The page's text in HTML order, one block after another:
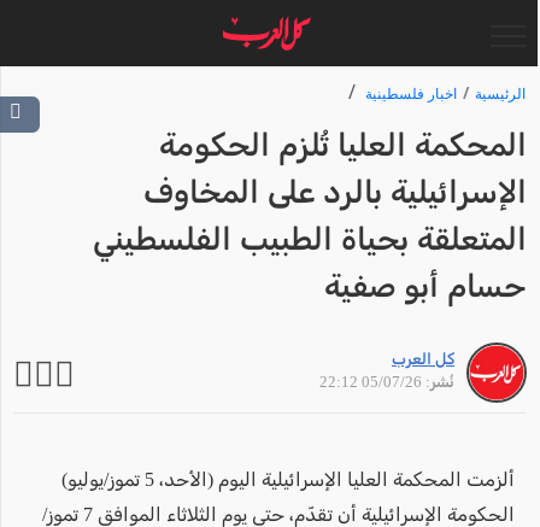
الرئيسية اخبار فلسطينية
المحكمة العليا تُلزم الحكومة
الإسرائيلية بالرد على المخاوف
المتعلقة بحياة الطبيب الفلسطيني
حسام أبو صفية
كل العرب
نُشر: 05/07/26 22:12
ألزمت المحكمة العليا الإسرائيلية اليوم (الأحد، 5 تموز/يوليو)
الحكومة الإسرائيلية أن تقدّم، حتى يوم الثلاثاء الموافق 7 تموز/